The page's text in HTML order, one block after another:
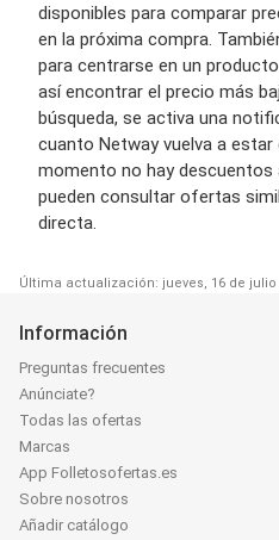
disponibles para comparar
en la próxima compra.
para centrarse en un
así encontrar el precio más
búsqueda, se activa una
cuanto Netway vuelva a
momento no hay descuentos
pueden consultar ofertas
directa.
Última actualización: jueves, 16 de julio
Información
Preguntas frecuentes
Anúnciate?
Todas las ofertas
Marcas
App Folletosofertas.es
Sobre nosotros
Añadir catálogo